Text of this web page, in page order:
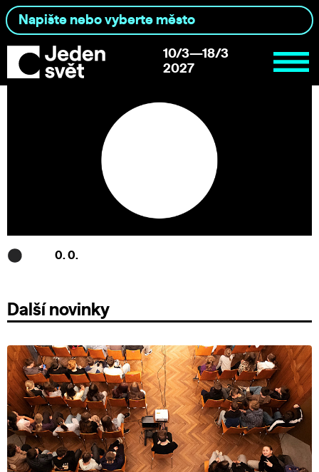
10/3—18/3
2027
0. 0.
Další novinky